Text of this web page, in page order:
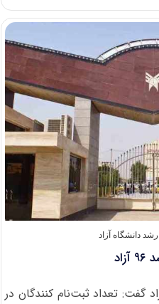
دانشگاه آزاد
تعداد ثبت‌نام کنندگان‌ در